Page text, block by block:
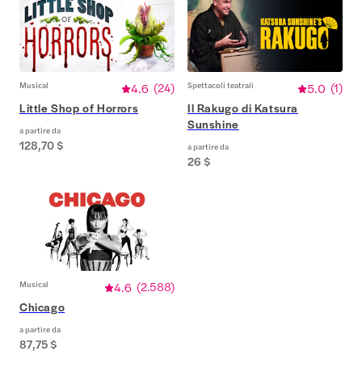
Musical 4.6 (24)
Little Shop of Horrors
a partire da
128,70 $
Spettacoli teatrali 5.0 (1)
Il Rakugo di Katsura
Sunshine
a partire da
26 $
Musical 4.6 (2.588)
Chicago
a partire da
87,75 $